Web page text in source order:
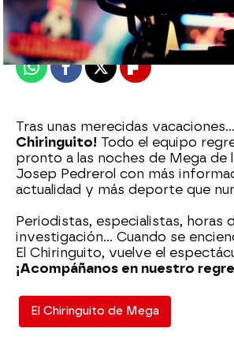
Publicado: 27 de julio de 2022, 23:02
WhatsappFacebook
X Flipboard
Tras unas merecidas vacaciones...
Chiringuito! Todo el equipo
pronto a las noches de Mega de
Josep Pedrerol con más
actualidad y más deporte que
Periodistas, especialistas, horas
investigación... Cuando se
El Chiringuito, vuelve el
¡Acompáñanos en nuestro
El Chiringuito de Mega